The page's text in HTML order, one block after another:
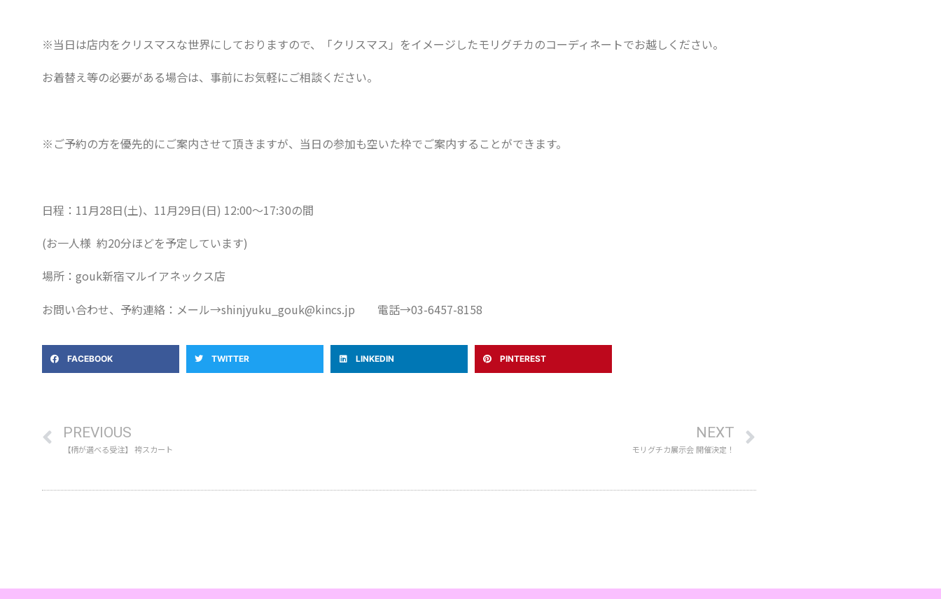
※当日は店内をクリスマスな世界にしておりますので、「クリスマス」をイメージしたモリグチカのコーディネートでお越しください。
お着替え等の必要がある場合は、事前にお気軽にご相談ください。
※ご予約の方を優先的にご案内させて頂きますが、当日の参加も空いた枠でご案内することができます。
日程：11月28日(土)、11月29日(日) 12:00〜17:30の間
(お一人様 約20分ほどを予定しています)
場所：gouk新宿マルイアネックス店
お問い合わせ、予約連絡：メール→shinjyuku_gouk@kincs.jp 電話→03-6457-8158
FACEBOOK TWITTER LINKEDIN PINTEREST
PREVIOUS
【柄が選べる受注】 袴スカート
NEXT
モリグチカ展示会 開催決定！